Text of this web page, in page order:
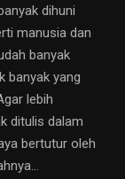
dihuni
manusia dan
banyak
banyak yang
lebih
ditulis dalam
bertutur oleh